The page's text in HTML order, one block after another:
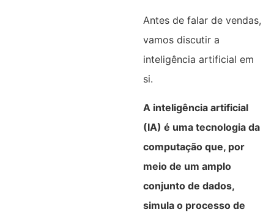
Antes de falar de vendas,
vamos discutir a
inteligência artificial em
si.
A inteligência artificial
(IA) é uma tecnologia da
computação que, por
meio de um amplo
conjunto de dados,
simula o processo de